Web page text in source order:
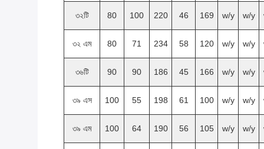
৩২টি 80 100 220 46 169 w/y w/y
৩২ এম 80 71 234 58 120 w/y w/y
৩৬টি 90 90 186 45 166 w/y w/y
৩৯ এস 100 55 198 61 100 w/y w/y
৩৯ এম 100 64 190 56 105 w/y w/y